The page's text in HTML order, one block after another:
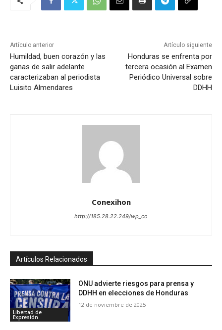
Artículo anterior
Humildad, buen corazón y las
ganas de salir adelante
caracterizaban al periodista
Luisito Almendares
Artículo siguiente
Honduras se enfrenta por
tercera ocasión al Examen
Periódico Universal sobre
DDHH
Conexihon
http://185.28.22.249/wp_co
Artículos Relacionados
Libertad de
Expresión
ONU advierte riesgos para prensa y
DDHH en elecciones de Honduras
12 de noviembre de 2025